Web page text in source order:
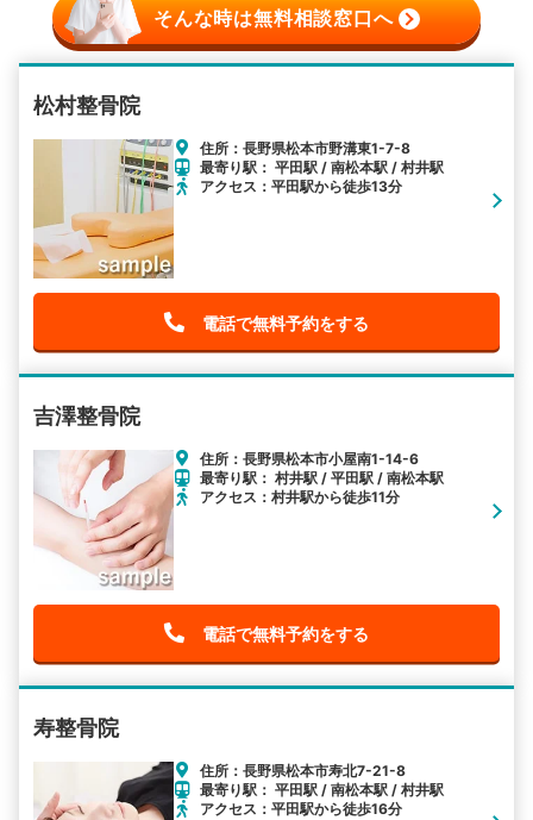
そんな時は無料相談窓口へ
松村整骨院
住所：長野県松本市野溝東1-7-8
最寄り駅： 平田駅 / 南松本駅 / 村井駅
アクセス：平田駅から徒歩13分
電話で無料予約をする
吉澤整骨院
住所：長野県松本市小屋南1-14-6
最寄り駅： 村井駅 / 平田駅 / 南松本駅
アクセス：村井駅から徒歩11分
電話で無料予約をする
寿整骨院
住所：長野県松本市寿北7-21-8
最寄り駅： 平田駅 / 南松本駅 / 村井駅
アクセス：平田駅から徒歩16分